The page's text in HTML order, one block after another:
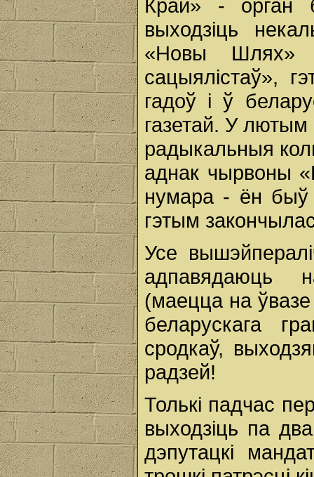
Край» - орган
выходзіць
«Новы Шлях» -
сацыялістаў»,
гадоў і ў
газетай. У лютым
радыкальныя
аднак чырвоны
нумара - ён быў
гэтым
Усе
адпавядаюць
(маецца на
беларускага
сродкаў,
радзей!
Толькі падчас
выходзіць па
дэпутацкі